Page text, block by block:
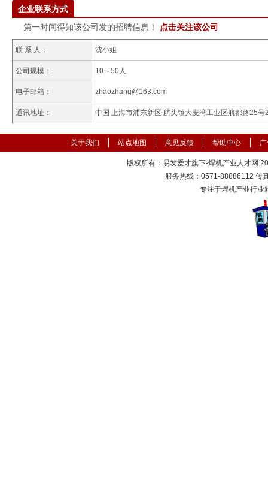
企业联系方式
第一时间得知该公司发的招聘信息！
点击关注该公司
联 系 人： 沈小姐
公司规模： 10～50人
电子邮箱： zhaozhang@163.com
通讯地址： 中国 上海市浦东新区 航头镇大麦湾工业区航都路25号
关于我们 站点地图 意见反馈 帮助中心
版权所有：易发爱才旗下-焊机产业人才网
服务热线：0571-88886112 传
专注于焊机产业行业